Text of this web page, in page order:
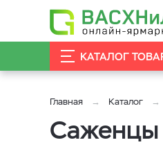
КАТАЛОГ
Главная Каталог
Саженцы